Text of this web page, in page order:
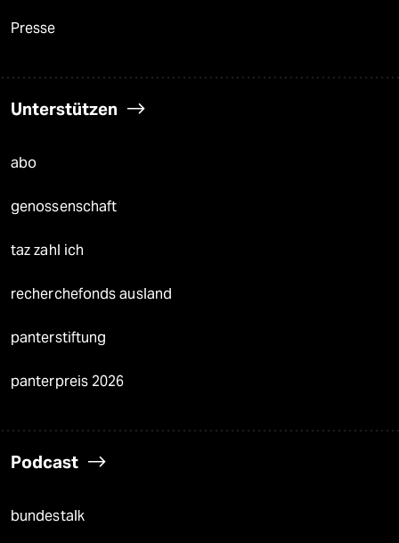
Presse
Unterstützen
abo
genossenschaft
taz zahl ich
recherchefonds ausland
panterstiftung
panterpreis 2026
Podcast
bundestalk